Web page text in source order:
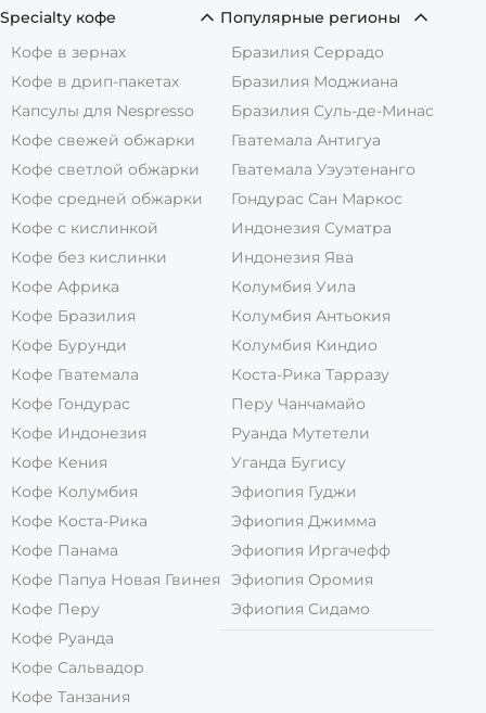
Specialty кофе
Кофе в зернах
Кофе в дрип-пакетах
Капсулы для Nespresso
Кофе свежей обжарки
Кофе светлой обжарки
Кофе средней обжарки
Кофе с кислинкой
Кофе без кислинки
Кофе Африка
Кофе Бразилия
Кофе Бурунди
Кофе Гватемала
Кофе Гондурас
Кофе Индонезия
Кофе Кения
Кофе Колумбия
Кофе Коста-Рика
Кофе Панама
Кофе Папуа Новая Гвинея
Кофе Перу
Кофе Руанда
Кофе Сальвадор
Кофе Танзания
Популярные регионы
Бразилия Серрадо
Бразилия Моджиана
Бразилия Суль-де-Минас
Гватемала Антигуа
Гватемала Уэуэтенанго
Гондурас Сан Маркос
Индонезия Суматра
Индонезия Ява
Колумбия Уила
Колумбия Антьокия
Колумбия Киндио
Коста-Рика Тарразу
Перу Чанчамайо
Руанда Мутетели
Уганда Бугису
Эфиопия Гуджи
Эфиопия Джимма
Эфиопия Иргачефф
Эфиопия Оромия
Эфиопия Сидамо